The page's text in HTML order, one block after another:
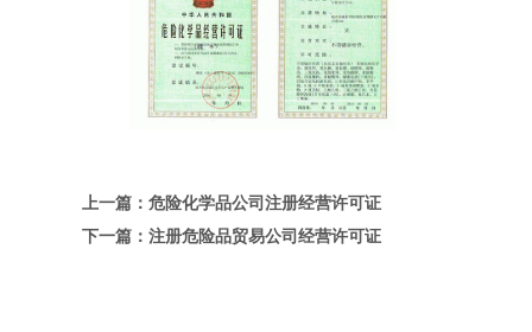
上一篇：危险化学品公司注册经营许可证
下一篇：注册危险品贸易公司经营许可证